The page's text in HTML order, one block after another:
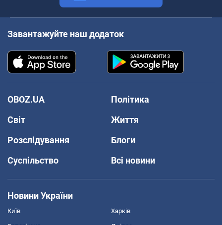
Завантажуйте наш додаток
OBOZ.UA
Політика
Світ
Життя
Розслідування
Блоги
Суспільство
Всі новини
Новини України
Київ Харків